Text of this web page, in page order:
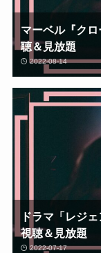
マーベル『ク
聴＆見放題
2022-08-14
ドラマ「レジ
視聴＆見放題
2022-07-17